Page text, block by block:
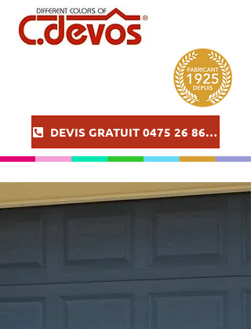
DEVIS GRATUIT 0475 26 86 57